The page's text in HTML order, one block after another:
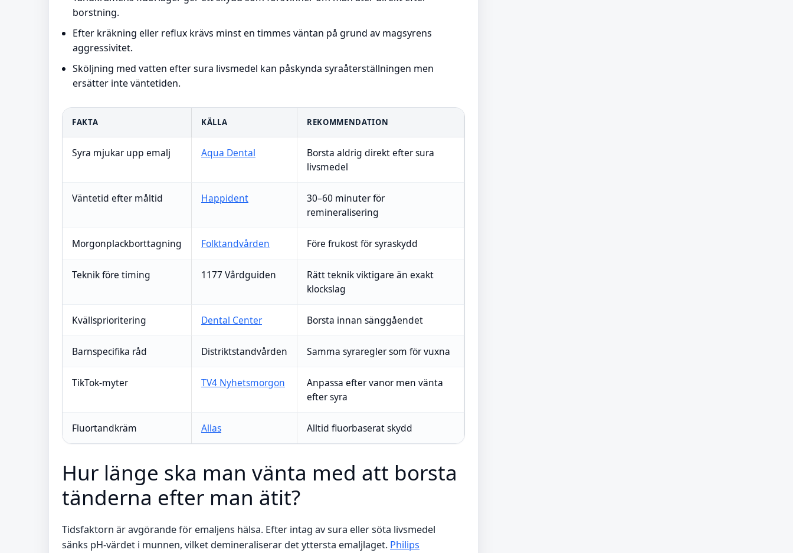
borstning.
Efter kräkning eller reflux krävs minst en timmes väntan på grund av magsyrens
aggressivitet.
Sköljning med vatten efter sura livsmedel kan påskynda syraåterställningen men
ersätter inte väntetiden.
FAKTA KÄLLA REKOMMENDATION
Syra mjukar upp emalj Aqua Dental
Borsta aldrig direkt efter sura
livsmedel
Väntetid efter måltid Happident
30–60 minuter för
remineralisering
Morgonplackborttagning Folktandvården Före frukost för syraskydd
Teknik före timing 1177 Vårdguiden
Rätt teknik viktigare än exakt
klockslag
Kvällsprioritering Dental Center Borsta innan sänggåendet
Barnspecifika råd Distriktstandvården Samma syraregler som för vuxna
TikTok-myter TV4 Nyhetsmorgon
Anpassa efter vanor men vänta
efter syra
Fluortandkräm Allas Alltid fluorbaserat skydd
Hur länge ska man vänta med att borsta
tänderna efter man ätit?
Tidsfaktorn är avgörande för emaljens hälsa. Efter intag av sura eller söta livsmedel
sänks pH-värdet i munnen, vilket demineraliserar det yttersta emaljlaget. Philips